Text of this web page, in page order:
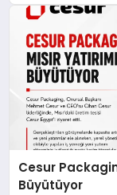
Cesur
Büyütüyor